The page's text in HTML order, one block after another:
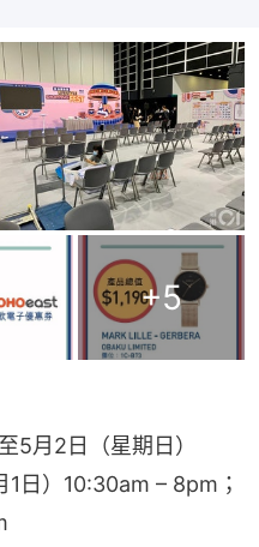
+5
5月2日（星期日）
日）10:30am – 8pm；